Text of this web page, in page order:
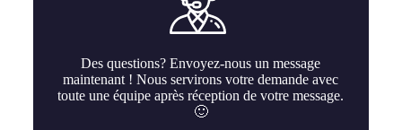
Des questions? Envoyez-nous un message
maintenant ! Nous servirons votre demande avec
toute une équipe après réception de votre message.
🙂